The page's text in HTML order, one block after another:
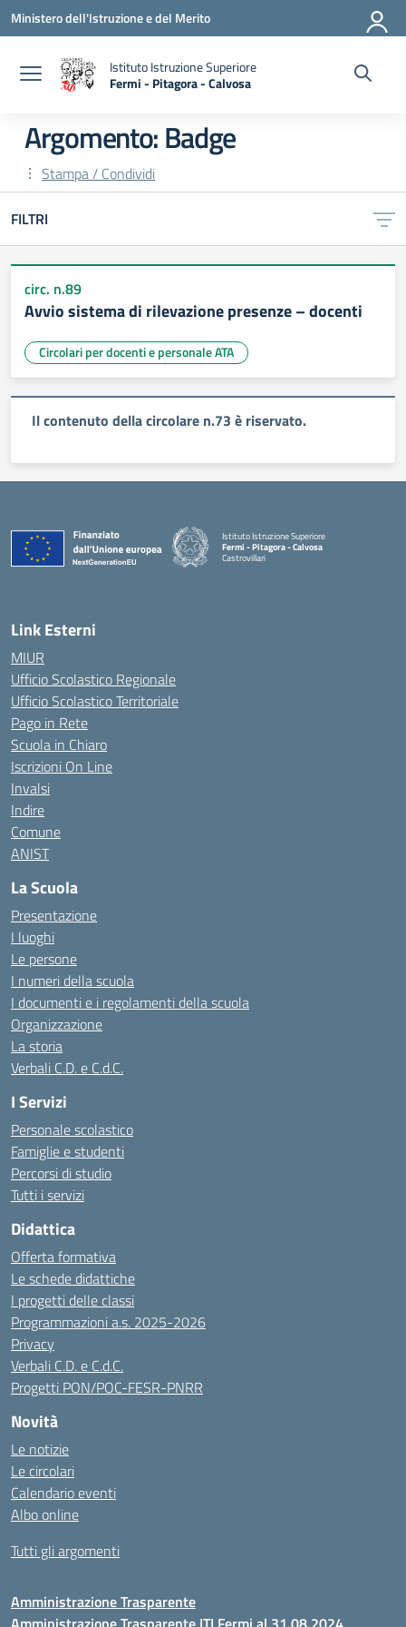
Vai ai contenuti
Vai al menu di navigazione
Vai al footer
Ministero dell'Istruzione e del Merito
Istituto Istruzione Superiore
Fermi - Pitagora - Calvosa
— Visita la pagina iniziale della scuola
Argomento: Badge
Stampa / Condividi
FILTRI
circ. n.89
Avvio sistema di rilevazione presenze – docenti
Circolari per docenti e personale ATA
Il contenuto della circolare n.73 è riservato.
Istituto Istruzione Superiore
Fermi - Pitagora - Calvosa
Castrovillari
Link Esterni
MIUR
Ufficio Scolastico Regionale
Ufficio Scolastico Territoriale
Pago in Rete
Scuola in Chiaro
Iscrizioni On Line
Invalsi
Indire
Comune
ANIST
La Scuola
Presentazione
I luoghi
Le persone
I numeri della scuola
I documenti e i regolamenti della scuola
Organizzazione
La storia
Verbali C.D. e C.d.C.
I Servizi
Personale scolastico
Famiglie e studenti
Percorsi di studio
Tutti i servizi
Didattica
Offerta formativa
Le schede didattiche
I progetti delle classi
Programmazioni a.s. 2025-2026
Privacy
Verbali C.D. e C.d.C.
Progetti PON/POC-FESR-PNRR
Novità
Le notizie
Le circolari
Calendario eventi
Albo online
Tutti gli argomenti
Amministrazione Trasparente